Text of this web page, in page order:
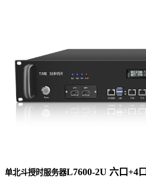
单北斗授时服务器L7600-2U 六口+4口